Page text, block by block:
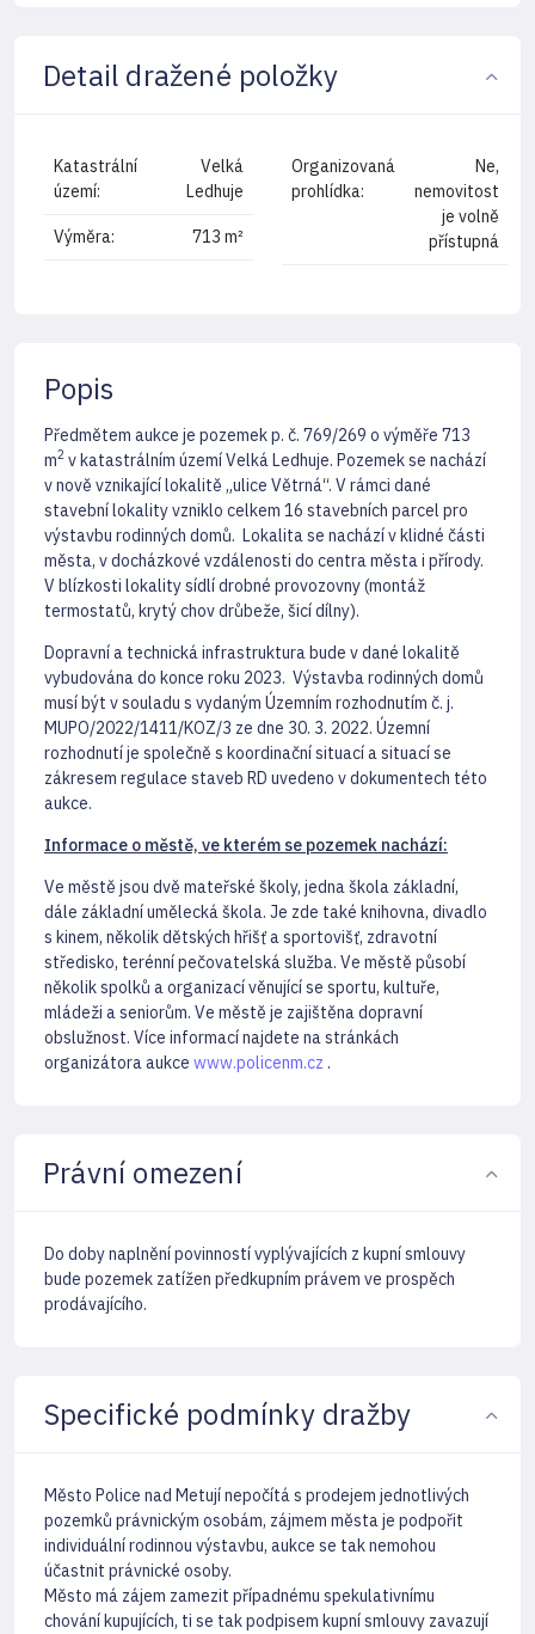
Detail dražené položky
Katastrální
území:
Velká
Ledhuje
Výměra: 713 m²
Organizovaná
prohlídka:
Ne,
nemovitost
je volně
přístupná
Popis
Předmětem aukce je pozemek p. č. 769/269 o výměře 713
m2 v katastrálním území Velká Ledhuje. Pozemek se nachází
v nově vznikající lokalitě „ulice Větrná“. V rámci dané
stavební lokality vzniklo celkem 16 stavebních parcel pro
výstavbu rodinných domů. Lokalita se nachází v klidné části
města, v docházkové vzdálenosti do centra města i přírody.
V blízkosti lokality sídlí drobné provozovny (montáž
termostatů, krytý chov drůbeže, šicí dílny).
Dopravní a technická infrastruktura bude v dané lokalitě
vybudována do konce roku 2023. Výstavba rodinných domů
musí být v souladu s vydaným Územním rozhodnutím č. j.
MUPO/2022/1411/KOZ/3 ze dne 30. 3. 2022. Územní
rozhodnutí je společně s koordinační situací a situací se
zákresem regulace staveb RD uvedeno v dokumentech této
aukce.
Informace o městě, ve kterém se pozemek nachází:
Ve městě jsou dvě mateřské školy, jedna škola základní,
dále základní umělecká škola. Je zde také knihovna, divadlo
s kinem, několik dětských hřišť a sportovišť, zdravotní
středisko, terénní pečovatelská služba. Ve městě působí
několik spolků a organizací věnující se sportu, kultuře,
mládeži a seniorům. Ve městě je zajištěna dopravní
obslužnost. Více informací najdete na stránkách
organizátora aukce www.policenm.cz .
Právní omezení
Do doby naplnění povinností vyplývajících z kupní smlouvy
bude pozemek zatížen předkupním právem ve prospěch
prodávajícího.
Specifické podmínky dražby
Město Police nad Metují nepočítá s prodejem jednotlivých
pozemků právnickým osobám, zájmem města je podpořit
individuální rodinnou výstavbu, aukce se tak nemohou
účastnit právnické osoby.
Město má zájem zamezit případnému spekulativnímu
chování kupujících, ti se tak podpisem kupní smlouvy zavazují